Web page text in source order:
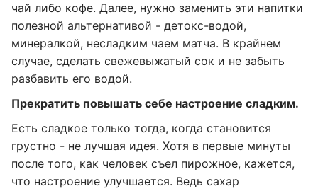
чай либо кофе. Далее, нужно заменить эти напитки
полезной альтернативой - детокс-водой,
минералкой, несладким чаем матча. В крайнем
случае, сделать свежевыжатый сок и не забыть
разбавить его водой.
Прекратить повышать себе настроение сладким.
Есть сладкое только тогда, когда становится
грустно - не лучшая идея. Хотя в первые минуты
после того, как человек съел пирожное, кажется,
что настроение улучшается. Ведь сахар